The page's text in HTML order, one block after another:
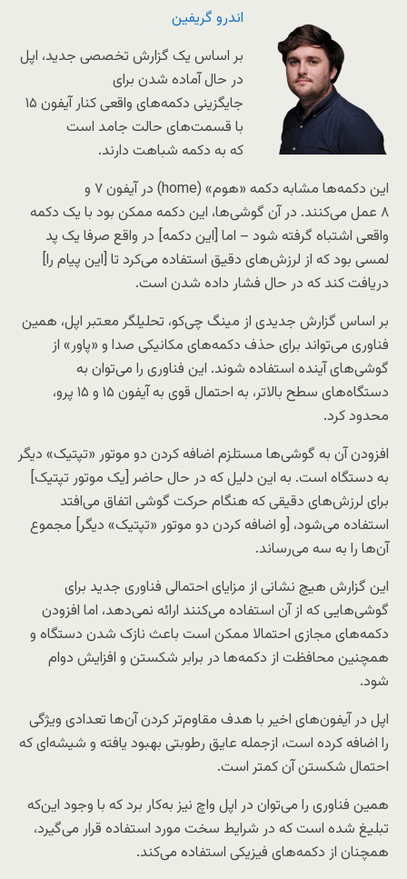
اندرو گریفین
بر اساس یک گزارش تخصصی جدید، اپل
در حال آماده شدن برای
جایگزینی دکمه‌های واقعی کنار آیفون ۱۵
با قسمت‌‌های حالت جامد است
که به دکمه‌ شباهت دارند.
این دکمه‌ها مشابه دکمه «هوم» (home) در آیفون ۷ و
۸ عمل می‌کنند. در آن گوشی‌ها، این دکمه ممکن بود با یک دکمه
واقعی اشتباه گرفته شود – اما [این دکمه] در واقع صرفا یک پد
لمسی بود که از لرزش‌های دقیق استفاده می‌کرد تا [این پیام را]
دریافت کند که در حال فشار داده شدن است.
بر اساس گزارش جدیدی از مینگ چی‌کو، تحلیلگر معتبر اپل، همین
فناوری می‌تواند برای حذف دکمه‌های مکانیکی صدا و «پاور» از
گوشی‌های آینده استفاده شوند. این فناوری را می‌توان به
دستگاه‌های سطح بالاتر، به احتمال قوی به آیفون ۱۵ و ۱۵ پرو،
محدود کرد.
افزودن آن به گوشی‌ها مستلزم اضافه کردن دو موتور «تپتیک» دیگر
به دستگاه است. به این دلیل که در حال حاضر [یک موتور تپتیک]
برای لرزش‌های دقیقی که هنگام حرکت گوشی اتفاق می‌افتد
استفاده می‌شود، [و اضافه کردن دو موتور «تپتیک» دیگر] مجموع
آن‌ها را به سه می‌رساند.
این گزارش هیچ نشانی از مزایای احتمالی فناوری جدید برای
گوشی‌هایی که از آن استفاده می‌کنند ارائه نمی‌دهد، اما افزودن
دکمه‌های مجازی احتمالا ممکن است باعث نازک شدن دستگاه و
همچنین محافظت از دکمه‌ها در برابر شکستن و افزایش دوام
شود.
اپل در آیفون‌های اخیر با هدف مقاوم‌تر کردن آن‌ها تعدادی ویژگی
را اضافه کرده است، ازجمله عایق رطوبتی بهبود یافته و شیشه‌ای که
احتمال شکستن آن کمتر است.
همین فناوری را می‌توان در اپل واچ نیز به‌کار برد که با وجود این‌که
تبلیغ شده است که در شرایط سخت مورد استفاده قرار می‌گیرد،
همچنان از دکمه‌های فیزیکی استفاده می‌کند.